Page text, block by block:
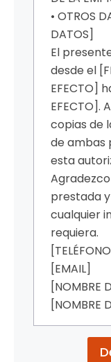
• OTROS
DATOS]
El
desde el
EFECTO]
EFECTO].
copias de
de ambas
esta
prestada
cualquier
requiera.
[EMAIL]
[NOMBRE
[NOMBRE